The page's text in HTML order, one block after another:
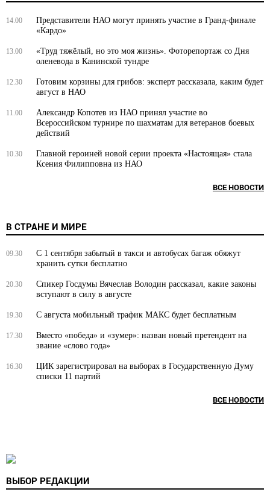
14.00
Представители НАО могут принять участие в Гранд-финале
«Кардо»
13.00
«Труд тяжёлый, но это моя жизнь». Фоторепортаж со Дня
оленевода в Канинской тундре
12.30
Готовим корзины для грибов: эксперт рассказала, каким будет
август в НАО
11.00
Александр Копотев из НАО принял участие во
Всероссийском турнире по шахматам для ветеранов боевых
действий
10.30
Главной героиней новой серии проекта «Настоящая» стала
Ксения Филипповна из НАО
ВСЕ НОВОСТИ
В СТРАНЕ И МИРЕ
09.30
С 1 сентября забытый в такси и автобусах багаж обяжут
хранить сутки бесплатно
20.30
Спикер Госдумы Вячеслав Володин рассказал, какие законы
вступают в силу в августе
19.30 С августа мобильный трафик МАКС будет бесплатным
17.30
Вместо «победа» и «зумер»: назван новый претендент на
звание «слово года»
16.30
ЦИК зарегистрировал на выборах в Государственную Думу
списки 11 партий
ВСЕ НОВОСТИ
ВЫБОР РЕДАКЦИИ